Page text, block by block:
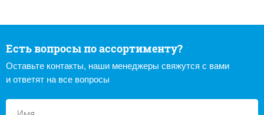
Есть вопросы по ассортименту?
Оставьте контакты, наши менеджеры свяжутся с вами
и ответят на все вопросы